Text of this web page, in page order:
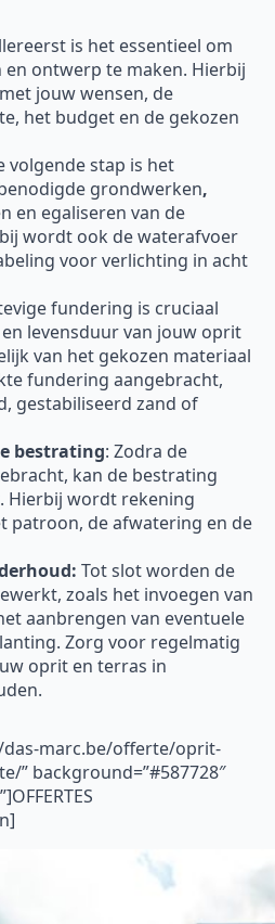
is het essentieel om
en ontwerp te maken. Hierbij
jouw wensen, de
het budget en de gekozen
volgende stap is het
grondwerken,
en egaliseren van de
wordt ook de waterafvoer
voor verlichting in acht
fundering is cruciaal
levensduur van jouw oprit
van het gekozen materiaal
fundering aangebracht,
gestabiliseerd zand of
bestrating: Zodra de
kan de bestrating
Hierbij wordt rekening
patroon, de afwatering en de
Tot slot worden de
zoals het invoegen van
aanbrengen van eventuele
Zorg voor regelmatig
oprit en terras in
marc.be/offerte/oprit-
” background=”#587728″